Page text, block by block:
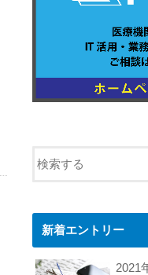
新着エントリー
2021